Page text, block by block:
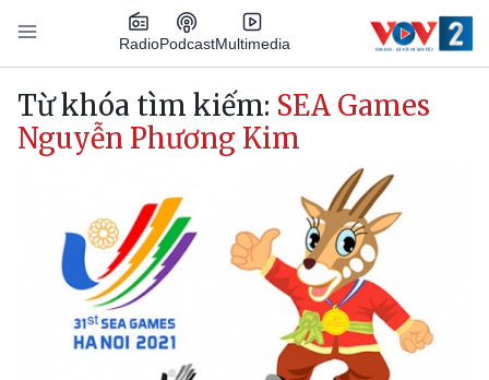
Nhảy đến nội dung
RadioPodcastMultimedia
Main navigation
Từ khóa tìm kiếm: SEA Games
Nguyễn Phương Kim